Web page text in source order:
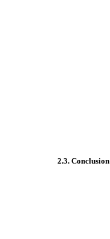
2.3. Conclusion